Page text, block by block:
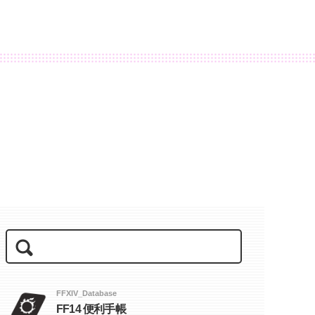
FFXIV_Database
FF14 便利手帳